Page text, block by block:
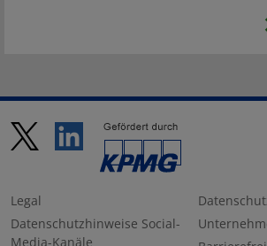
Legal
Datenschutzhinweise Social-
Media-Kanäle